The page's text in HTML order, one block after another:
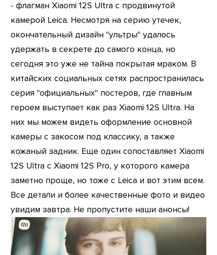
- флагман Xiaomi 12S Ultra с продвинутой
камерой Leica. Несмотря на серию утечек,
окончательный дизайн "ультры" удалось
удержать в секрете до самого конца, но
сегодня это уже не тайна покрытая мраком. В
китайских социальных сетях распространилась
серия "официальных" постеров, где главным
героем выступает как раз Xiaomi 12S Ultra. На
них мы можем видеть оформление основной
камеры с закосом под классику, а также
кожаный задник. Еще один сопоставляет Xiaomi
12S Ultra с Xiaomi 12S Pro, у которого камера
заметно проще, но тоже с Leica и вот этим всем.
Все детали и более качественные фото и видео
увидим завтра. Не пропустите наши анонсы!